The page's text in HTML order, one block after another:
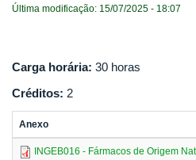
Última modificação: 15/07/2025 - 18:07
Carga horária: 30 horas
Créditos: 2
Anexo
INGEB016 - Fármacos de Origem